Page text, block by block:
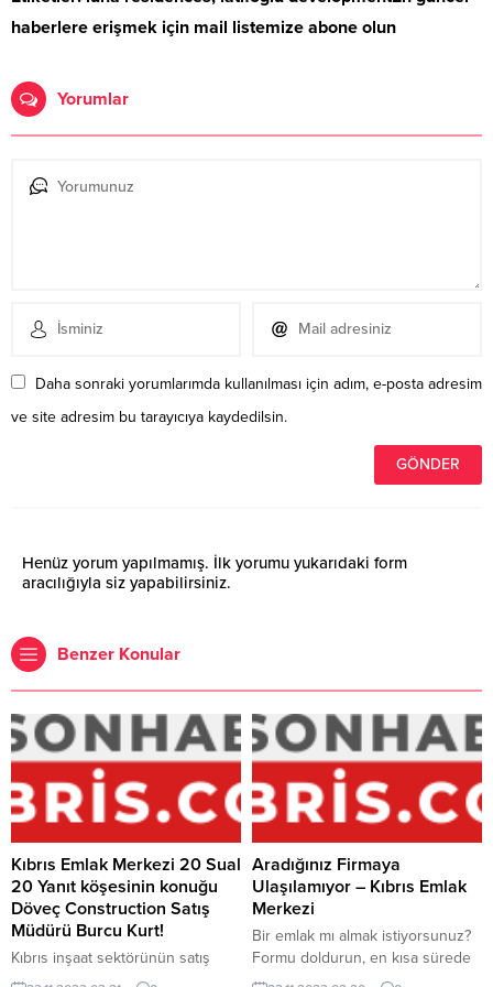
haberlere erişmek için mail listemize abone olun
Yorumlar
Daha sonraki yorumlarımda kullanılması için adım, e-posta adresim
ve site adresim bu tarayıcıya kaydedilsin.
Henüz yorum yapılmamış. İlk yorumu yukarıdaki form
aracılığıyla siz yapabilirsiniz.
Benzer Konular
Kıbrıs Emlak Merkezi 20 Sual
20 Yanıt köşesinin konuğu
Döveç Construction Satış
Müdürü Burcu Kurt!
Kıbrıs inşaat sektörünün satış
yöneticilerinden Burcu Kurt,
Aradığınız Firmaya
Ulaşılamıyor – Kıbrıs Emlak
Merkezi
Bir emlak mı almak istiyorsunuz?
Formu doldurun, en kısa sürede
temsilcilerimiz tarafınıza dönüş